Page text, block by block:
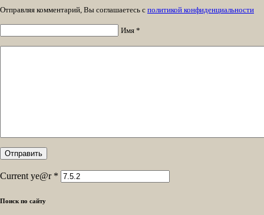
Отправляя комментарий, Вы соглашаетесь с политикой конфиденциальности
Имя *
Current ye@r *
Поиск по сайту